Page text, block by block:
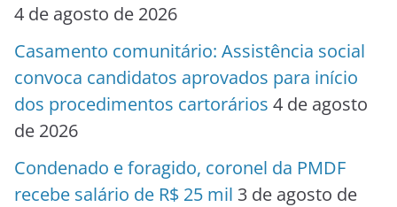
4 de agosto de 2026
Casamento comunitário: Assistência social
convoca candidatos aprovados para início
dos procedimentos cartorários 4 de agosto
de 2026
Condenado e foragido, coronel da PMDF
recebe salário de R$ 25 mil 3 de agosto de